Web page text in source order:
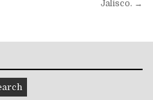
Jalisco. →